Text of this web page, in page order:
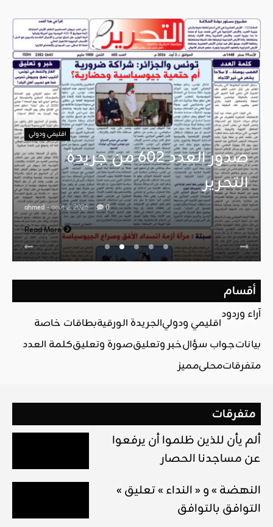
اقليمي ودولي
صدور العدد 602 من جريدة
التحرير
ahmed - août 2, 2026 0
Read More
أقسام
آراء وردود
اقليمي ودوليالجريدة الورقيةبطاقات خاصة
بياناتجواب سؤالخبر وتعليقصورة وتعليقكلمة العدد
متفرقاتمحليمميز
متفرقات
ألم يأن للذين ظلموا أن يرفعوا
عن مساجدنا الحصار
« النهضة » و « النداء » تعليق
التوافق بالتوافق